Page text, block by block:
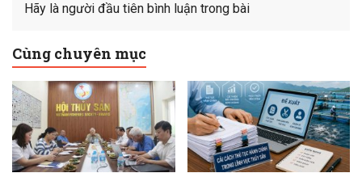
Hãy là người đầu tiên bình luận trong bài
Cùng chuyên mục